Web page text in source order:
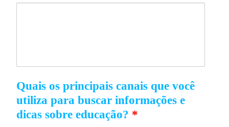
Quais os principais canais que você
utiliza para buscar informações e
dicas sobre educação? *